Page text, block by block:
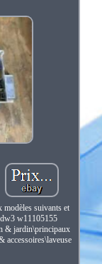
modèles suivants et
w11105155
& jardin\principaux
accessoires\laveuse